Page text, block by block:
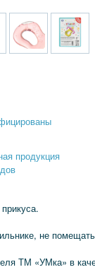
продукция
не
ТМ «УМка» в